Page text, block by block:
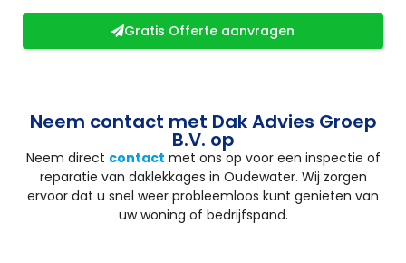
Gratis Offerte aanvragen
Neem contact met Dak Advies Groep
B.V. op
Neem direct contact met ons op voor een inspectie of
reparatie van daklekkages in Oudewater. Wij zorgen
ervoor dat u snel weer probleemloos kunt genieten van
uw woning of bedrijfspand.